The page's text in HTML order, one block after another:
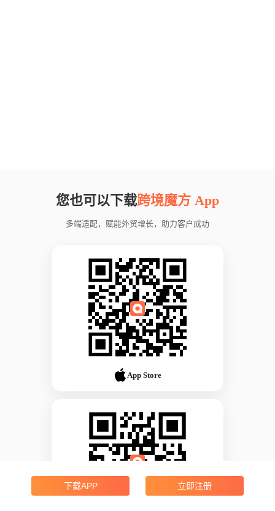
您也可以下载跨境魔方 App
多端适配，赋能外贸增长，助力客户成功
App Store
下载APP 立即注册